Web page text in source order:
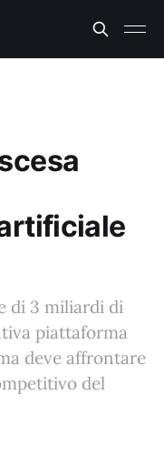
di 3 miliardi di
piattaforma
deve affrontare
del